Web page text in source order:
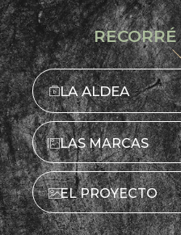
LA ALDEA
LAS MARCAS
EL PROYECTO